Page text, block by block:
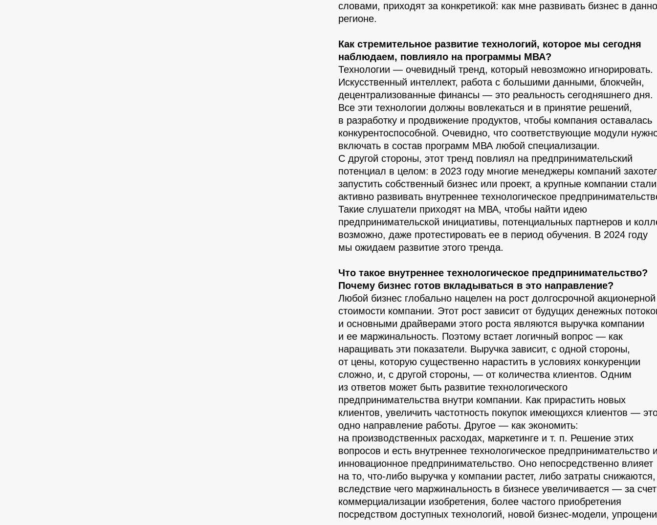
словами, приходят за конкретикой: как мне развивать бизнес в
регионе.
Как стремительное развитие технологий, которое мы сегодня
наблюдаем, повлияло на программы МВА?
Технологии — очевидный тренд, который невозможно игнорировать.
Искусственный интеллект, работа с большими данными, блокчейн,
децентрализованные финансы — это реальность сегодняшнего дня.
Все эти технологии должны вовлекаться и в принятие решений,
в разработку и продвижение продуктов, чтобы компания оставалась
конкурентоспособной. Очевидно, что соответствующие модули
включать в состав программ МВА любой специализации.
С другой стороны, этот тренд повлиял на предпринимательский
потенциал в целом: в 2023 году многие менеджеры компаний
запустить собственный бизнес или проект, а крупные компании стали
активно развивать внутреннее технологическое
Такие слушатели приходят на МВА, чтобы найти идею
предпринимательской инициативы, потенциальных партнеров и
возможно, даже протестировать ее в период обучения. В 2024 году
мы ожидаем развитие этого тренда.
Что такое внутреннее технологическое предпринимательство?
Почему бизнес готов вкладываться в это направление?
Любой бизнес глобально нацелен на рост долгосрочной акционерной
стоимости компании. Этот рост зависит от будущих денежных
и основными драйверами этого роста являются выручка компании
и ее маржинальность. Поэтому встает логичный вопрос — как
наращивать эти показатели. Выручка зависит, с одной стороны,
от цены, которую существенно нарастить в условиях конкуренции
сложно, и, с другой стороны, — от количества клиентов. Одним
из ответов может быть развитие технологического
предпринимательства внутри компании. Как прирастить новых
клиентов, увеличить частотность покупок имеющихся клиентов —
одно направление работы. Другое — как экономить:
на производственных расходах, маркетинге и т. п. Решение этих
вопросов и есть внутреннее технологическое предпринимательство
инновационное предпринимательство. Оно непосредственно влияет
на то, что-либо выручка у компании растет, либо затраты снижаются,
вследствие чего маржинальность в бизнесе увеличивается — за счет
коммерциализации изобретения, более частого приобретения
посредством доступных технологий, новой бизнес-модели,